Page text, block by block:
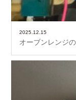
2025.12.15
オーブンレンジ